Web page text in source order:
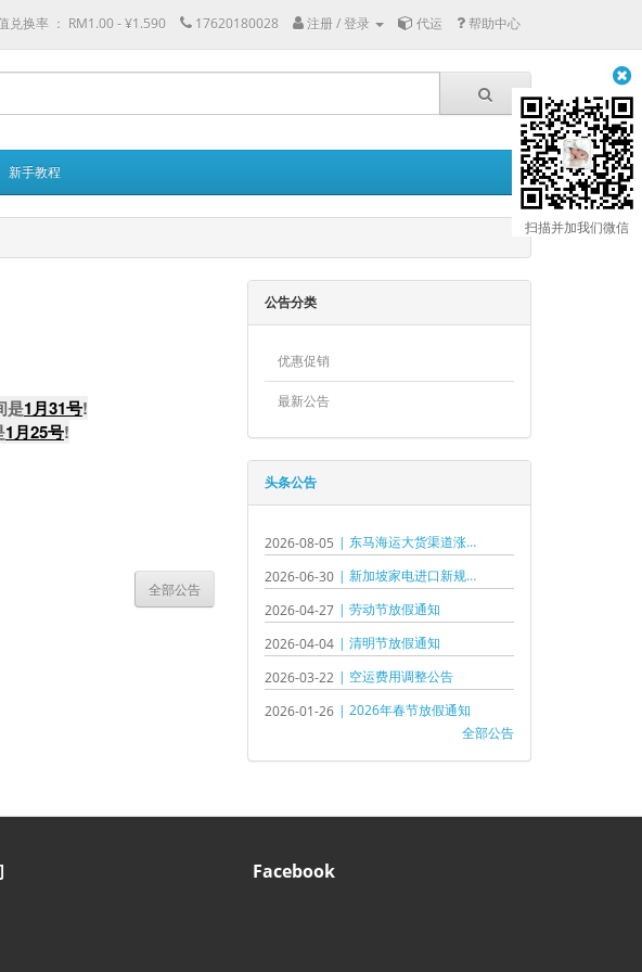
兑换率 ： RM1.00 - ¥1.590 17620180028 注册 / 登录 代运 帮助中心
新手教程
是1月31号!
1月25号!
全部公告
公告分类
优惠促销
最新公告
头条公告
2026-08-05
| 东马海运大货渠道涨价通知！
2026-06-30
| 新加坡家电进口新规重要提醒!!
2026-04-27 | 劳动节放假通知
2026-04-04 | 清明节放假通知
2026-03-22 | 空运费用调整公告
2026-01-26 | 2026年春节放假通知
全部公告
Facebook
扫描并加我们微信